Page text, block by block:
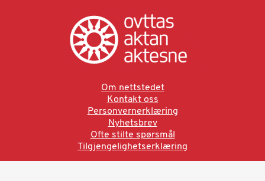
Om nettstedet
Kontakt oss
Personvernerklæring
Nyhetsbrev
Ofte stilte spørsmål
Tilgjengelighetserklæring